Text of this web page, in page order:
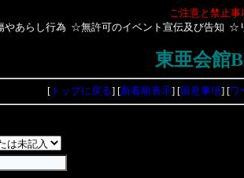
ご注意と禁止事
あらし行為 ☆無許可のイベント宣伝及び告知 ☆
東亜会館
[ トップに戻る] [新着順表示] [留意事項] [ワ